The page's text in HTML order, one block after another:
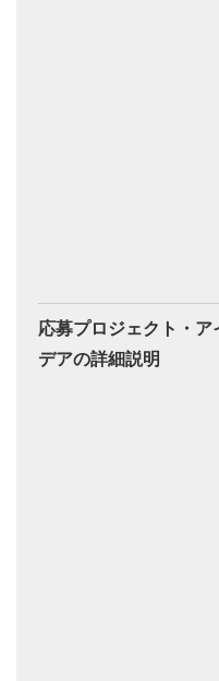
応募プロジェクト・ア
デアの詳細説明